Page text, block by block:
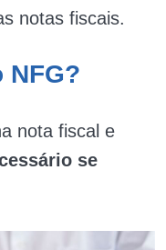
notas fiscais.
NFG?
nota fiscal e
se